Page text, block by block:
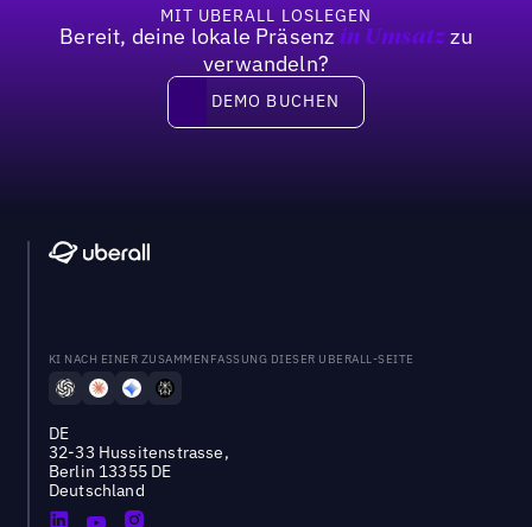
MIT UBERALL LOSLEGEN
Bereit, deine lokale Präsenz in Umsatzzu
verwandeln?
DEMO BUCHEN
DEMO BUCHEN
KI NACH EINER ZUSAMMENFASSUNG DIESER UBERALL-SEITE
DE
32-33 Hussitenstrasse,
Berlin 13355 DE
Deutschland